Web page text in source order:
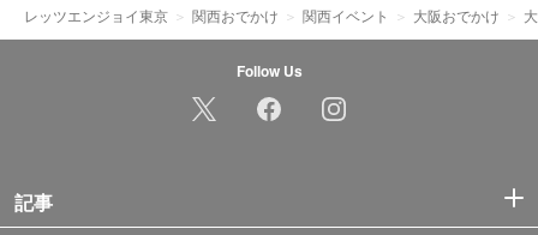
レッツエンジョイ東京 関西おでかけ 関西イベント 大阪おでかけ
Follow Us
記事